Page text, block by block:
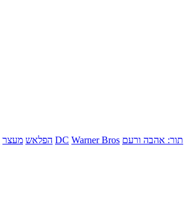
תור: אהבה ורעם DC Warner Bros הפלאש מעצר